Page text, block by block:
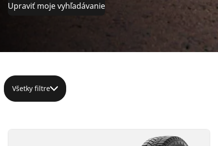
Upraviť moje vyhľadávanie
Všetky filtre